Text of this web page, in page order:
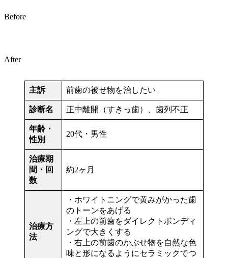
Before
After
主訴 前歯の被せ物を治したい
診断名 正中離開（すきっ歯）、歯列不正
年齢・
性別
20代・男性
治療期
間・回
数
約2ヶ月
治療方
法
・ホワイトニングで黄みがかった歯
のトーンをあげる
・左上の前歯をダイレクトボンディ
ングで大きくする
・右上の前歯のかぶせ物を自然な色
味と形になるようにセラミックでつ